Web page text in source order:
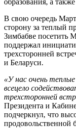
В свою очередь
сторону за теплый
Зимбабве посетить
поддержал
трехсторонней
и Беларуси.
«У нас очень
всецело
трехсторонней
Президента и
подчеркнул, что
продовольственной